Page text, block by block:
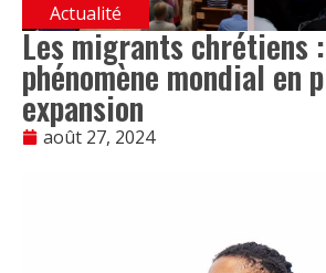
Actualité
Les migrants chrétiens
phénomène mondial en
expansion
août 27, 2024